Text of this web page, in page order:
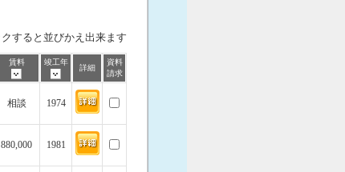
すると並びかえ出来ます
賃料 竣工年
詳細
資料
請求
相談 1974
880,000 1981